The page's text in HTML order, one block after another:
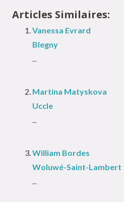
Articles Similaires:
Vanessa Evrard
Blegny
...
Martina Matyskova
Uccle
...
William Bordes
Woluwé-Saint-Lambert
...